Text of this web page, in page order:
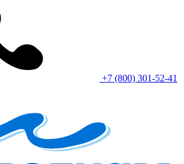
+7 (800) 301-52-41